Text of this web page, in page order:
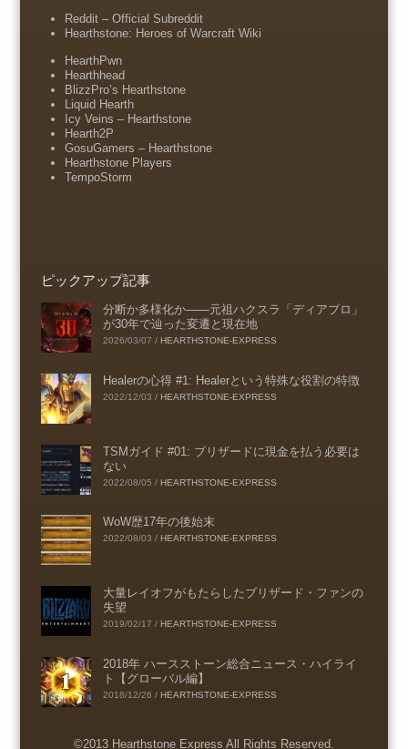
Reddit – Official Subreddit
Hearthstone: Heroes of Warcraft Wiki
HearthPwn
Hearthhead
BlizzPro’s Hearthstone
Liquid Hearth
Icy Veins – Hearthstone
Hearth2P
GosuGamers – Hearthstone
Hearthstone Players
TempoStorm
ピックアップ記事
分断か多様化か――元祖ハクスラ「ディアブロ」
が30年で辿った変遷と現在地
2026/03/07 / HEARTHSTONE-EXPRESS
Healerの心得 #1: Healerという特殊な役割の特徴
2022/12/03 / HEARTHSTONE-EXPRESS
TSMガイド #01: ブリザードに現金を払う必要は
ない
2022/08/05 / HEARTHSTONE-EXPRESS
WoW歴17年の後始末
2022/08/03 / HEARTHSTONE-EXPRESS
大量レイオフがもたらしたブリザード・ファンの
失望
2019/02/17 / HEARTHSTONE-EXPRESS
2018年 ハースストーン総合ニュース・ハイライ
ト【グローバル編】
2018/12/26 / HEARTHSTONE-EXPRESS
©2013 Hearthstone Express All Rights Reserved.